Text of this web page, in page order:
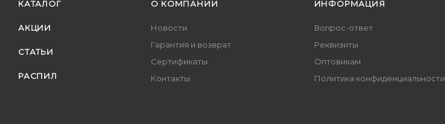
КАТАЛОГ
АКЦИИ
СТАТЬИ
РАСПИЛ
О КОМПАНИИ
Новости
Гарантия и возврат
Сертификаты
Контакты
ИНФОРМАЦИЯ
Вопрос-ответ
Реквизиты
Оптовикам
Политика конфиденциальности